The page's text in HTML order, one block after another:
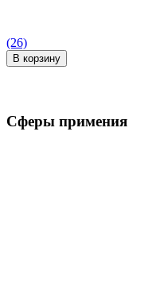
(26)
В корзину
Сферы примения